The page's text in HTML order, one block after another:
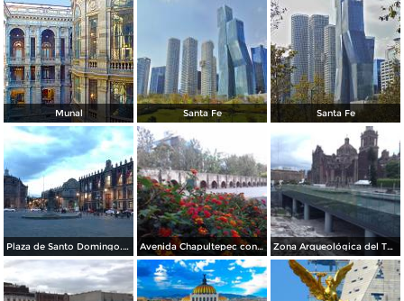
Munal Santa Fe Santa Fe
Plaza de Santo Domingo. Julio/208 Avenida Chapultepec con el acueducto. Julio/2018 Zona Arqueológica del Templo Mayor. Junio/2018